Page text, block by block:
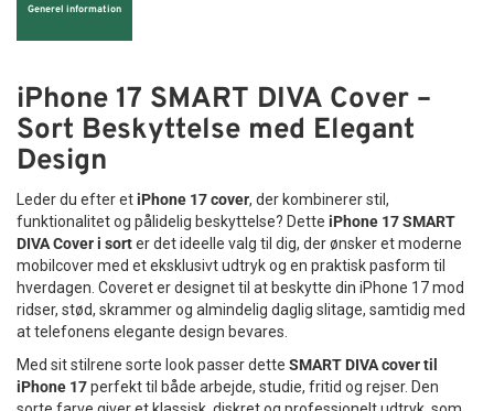
Generel information
iPhone 17 SMART DIVA Cover –
Sort Beskyttelse med Elegant
Design
Leder du efter etiPhone 17 cover, der kombinerer stil,
funktionalitet og pålidelig beskyttelse? Dette iPhone 17 SMART
DIVA Cover i sorter det ideelle valg til dig, der ønsker et moderne
mobilcover med et eksklusivt udtryk og en praktisk pasform til
hverdagen. Coveret er designet til at beskytte din iPhone 17 mod
ridser, stød, skrammer og almindelig daglig slitage, samtidig med
at telefonens elegante design bevares.
Med sit stilrene sorte look passer dette SMART DIVA cover til
iPhone 17perfekt til både arbejde, studie, fritid og rejser. Den